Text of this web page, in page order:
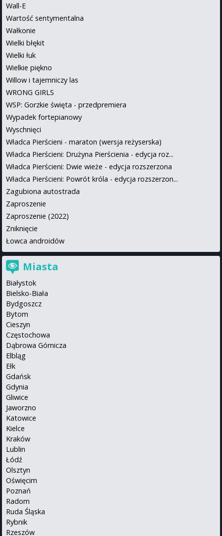
Wall-E
Wartość sentymentalna
Wałkonie
Wielki błękit
Wielki łuk
Wielkie piękno
Willow i tajemniczy las
WRONG GIRLS
WSP: Gorzkie święta - przedpremiera
Wypadek fortepianowy
Wyschnięci
Władca Pierścieni - maraton (wersja reżyserska)
Władca Pierścieni: Drużyna Pierścienia - edycja roz...
Władca Pierścieni: Dwie wieże - edycja rozszerzona
Władca Pierścieni: Powrót króla - edycja rozszerzon...
Zagubiona autostrada
Zaproszenie
Zaproszenie (2022)
Zniknięcie
Łowca androidów
Miasta
Białystok
Bielsko-Biała
Bydgoszcz
Bytom
Cieszyn
Częstochowa
Dąbrowa Górnicza
Elbląg
Ełk
Gdańsk
Gdynia
Gliwice
Jaworzno
Katowice
Kielce
Kraków
Lublin
Łódź
Olsztyn
Oświęcim
Poznań
Radom
Ruda Śląska
Rybnik
Rzeszów